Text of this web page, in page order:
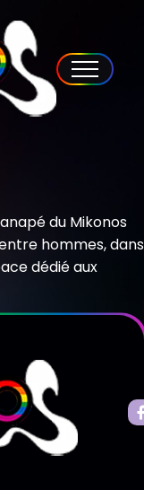
du Mikonos
hommes, dans
dédié aux